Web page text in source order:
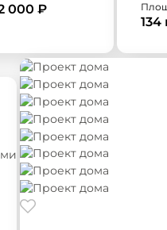
000 ₽
134